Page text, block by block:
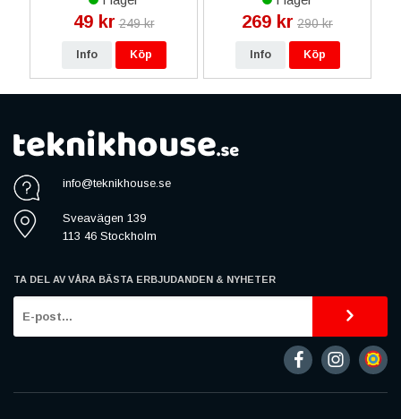
49 kr 249 kr
Info Köp
269 kr 290 kr
Info Köp
info@teknikhouse.se
Sveavägen 139
113 46 Stockholm
TA DEL AV VÅRA BÄSTA ERBJUDANDEN & NYHETER